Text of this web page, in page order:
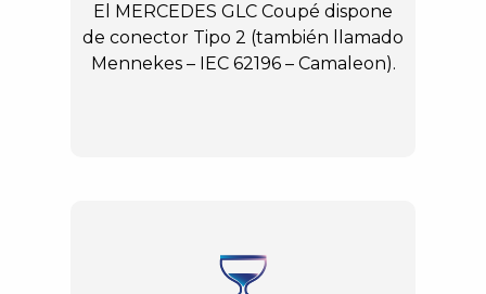
El MERCEDES GLC Coupé dispone
de conector Tipo 2 (también llamado
Mennekes – IEC 62196 – Camaleon).